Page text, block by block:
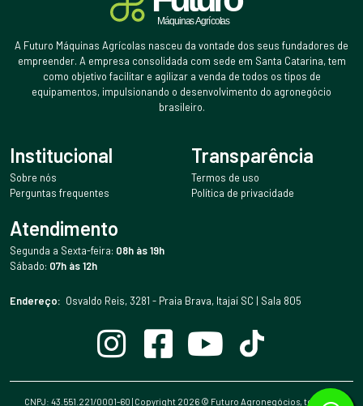
A Futuro Máquinas Agrícolas nasceu da vontade dos seus fundadores de
empreender. A empresa consolidada com sede em Santa Catarina, tem
como objetivo facilitar e agilizar a venda de todos os tipos de
equipamentos, impulsionando o desenvolvimento do agronegócio
brasileiro.
Institucional
Sobre nós
Perguntas frequentes
Transparência
Termos de uso
Política de privacidade
Atendimento
Segunda a Sexta-feira: 08h às 19h
Sábado: 07h às 12h
Endereço: Osvaldo Reis, 3281 - Praia Brava, Itajaí SC | Sala 805
CNPJ: 43.551.221/0001-60 | Copyright 2026© Futuro Agronegócios, todos os